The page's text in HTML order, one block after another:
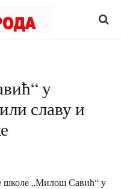
у
славу и
школе „Милош Савић“ у